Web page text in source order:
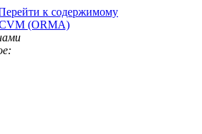
к содержимому